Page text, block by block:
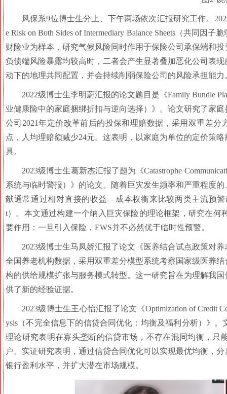
风保系9位博士生分上、下午两场依次汇报研究工作。
e Risk on Both Sides of Intermediary Balance Sheets（共同因
财险业为样本，研究气候风险同时作用于保险公司承保端和
负债端风险暴露均较高时，二者会产生显著叠加恶化公司表
动下的地理共同配置，并会持续削弱保险公司的风险承担能
2022级博士生李明蔚汇报的论文题目是《Family Bundle
业健康险中的家庭捆绑折扣与逆向选择）》。论文研究了家
公司2021年定价改革前后的投保和理赔数据，采用双重差
点，人均理赔额减少24元。这表明，以家庭为单位的定价策
具。
2023级博士生葛新杰汇报了题为《Catastrophe
系统与临时警报）》的论文。随着巨灾发生频率和严重程度
献通常通过相对直接的收益—成本权衡来比较两类主流预
t）。本文通过构建一个纳入巨灾保险的理论框架，研究在
要作用：一旦引入保险，EWS并不必然优于临时性预警。
2023级博士生马凤娇汇报了论文《医养结合试点政策
全国养老机构数据，采用双重差分模型系统考察国家级医养
构的供给规模扩张与服务模式转型。这一研究旨在为理解我
供了新的经验证据。
2023级博士生王心怡汇报了论文《Optimization of Credit
ysis（不完全信息下的信贷合同优化：均衡及福利分析）》
理论研究表明在寡头垄断的信贷市场，不存在混同均衡，
户。实证研究表明，通过信贷合同优化可以实现最优均衡，
银行盈利水平，并扩大潜在市场规模。